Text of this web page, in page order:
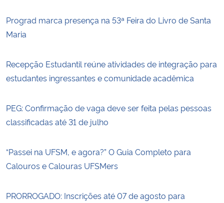
Prograd marca presença na 53ª Feira do Livro de Santa
Maria
Recepção Estudantil reúne atividades de integração para
estudantes ingressantes e comunidade acadêmica
PEG: Confirmação de vaga deve ser feita pelas pessoas
classificadas até 31 de julho
“Passei na UFSM, e agora?” O Guia Completo para
Calouros e Calouras UFSMers
PRORROGADO: Inscrições até 07 de agosto para